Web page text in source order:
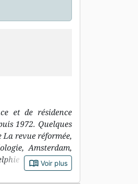
et de résidence
1972. Quelques
La revue réformée,
Amsterdam,
Quelques-uns
entourer nos
book_open Voir plus